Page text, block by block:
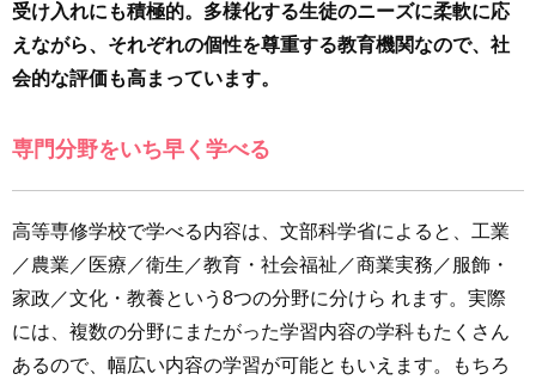
受け入れにも積極的。多様化する生徒のニーズに柔軟に応
えながら、それぞれの個性を尊重する教育機関なので、社
会的な評価も高まっています。
専門分野をいち早く学べる
高等専修学校で学べる内容は、文部科学省によると、工業
／農業／医療／衛生／教育・社会福祉／商業実務／服飾・
家政／文化・教養という8つの分野に分けら れます。実際
には、複数の分野にまたがった学習内容の学科もたくさん
あるので、幅広い内容の学習が可能ともいえます。もちろ